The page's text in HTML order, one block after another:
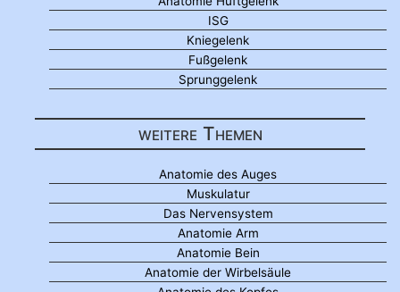
ISG
Kniegelenk
Fußgelenk
Sprunggelenk
weitere Themen
Anatomie des Auges
Muskulatur
Das Nervensystem
Anatomie Arm
Anatomie Bein
Anatomie der Wirbelsäule